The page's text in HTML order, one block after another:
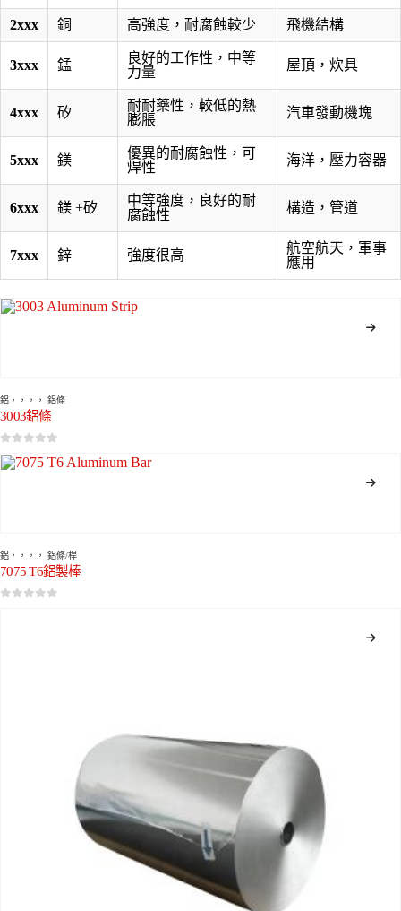
2xxx 銅 高強度，耐腐蝕較少 飛機結構
3xxx 錳
良好的工作性，中等
力量
屋頂，炊具
4xxx 矽
耐耐藥性，較低的熱
膨脹
汽車發動機塊
5xxx 鎂
優異的耐腐蝕性，可
焊性
海洋，壓力容器
6xxx 鎂 +矽
中等強度，良好的耐
腐蝕性
構造，管道
7xxx 鋅 強度很高
航空航天，軍事
應用
鋁 ，，，， 鋁條
3003鋁條
鋁 ，，，， 鋁條/桿
7075 T6鋁製棒